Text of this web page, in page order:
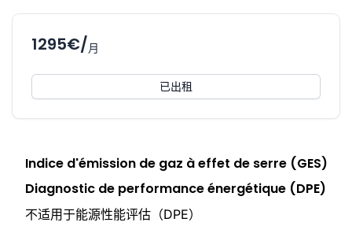
1295€/月
已出租
Indice d'émission de gaz à effet de serre (GES)
Diagnostic de performance énergétique (DPE)
不适用于能源性能评估（DPE）